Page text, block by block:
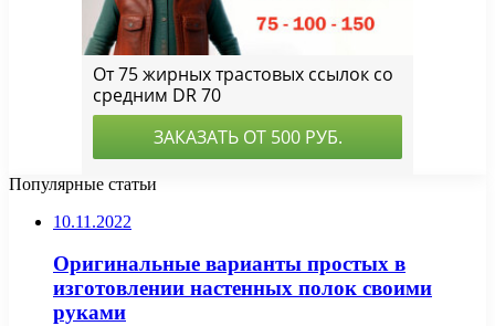
Популярные статьи
10.11.2022
Оригинальные варианты простых в
изготовлении настенных полок своими
руками